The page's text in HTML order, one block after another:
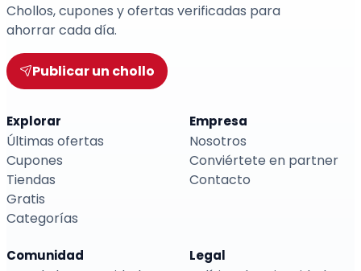
Chollos, cupones y ofertas verificadas para
ahorrar cada día.
Publicar un chollo
Explorar
Últimas ofertas
Cupones
Tiendas
Gratis
Categorías
Empresa
Nosotros
Conviértete en partner
Contacto
Comunidad Legal